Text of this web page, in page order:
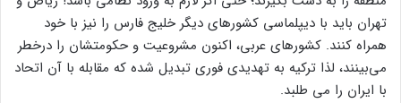
تهران باید با دیپلماسی کشورهای دیگر خلیج فارس را نیز با خود
همراه کنند. کشورهای عربی، اکنون مشروعیت و حکومتشان را درخطر
می‌بینند، لذا ترکیه به تهدیدی فوری تبدیل شده که مقابله با آن اتحاد
با ایران را می طلبد.